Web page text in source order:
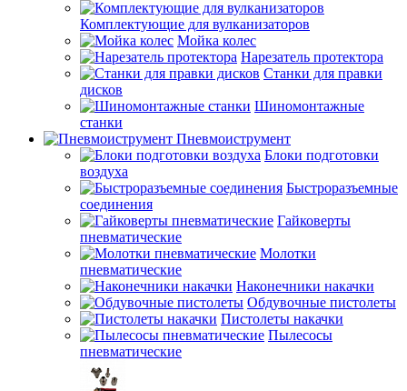
Комплектующие для вулканизаторов
Мойка колес
Нарезатель протектора
Станки для правки
дисков
Шиномонтажные
станки
Пневмоиструмент
Блоки подготовки
воздуха
Быстроразъемные
соединения
Гайковерты
пневматические
Молотки
пневматические
Наконечники накачки
Обдувочные пистолеты
Пистолеты накачки
Пылесосы
пневматические